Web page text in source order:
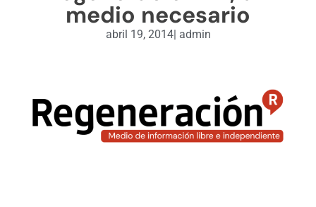
medio necesario
abril 19, 2014| admin